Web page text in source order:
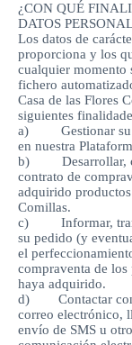
¿CON QUÉ
DATOS
Los datos de
proporciona y los
cualquier momento
fichero
Casa de las Flores
siguientes
a) Gestionar su
en nuestra
b) Desarrollar,
contrato de
adquirido
Comillas.
c) Informar,
su pedido (y
el
compraventa de los
haya adquirido.
d) Contactar con
correo electrónico,
envío de SMS u